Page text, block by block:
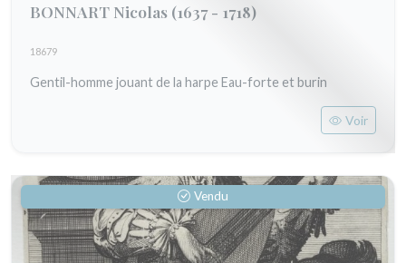
BONNART Nicolas (1637 - 1718)
18679
Gentil-homme jouant de la harpe Eau-forte et burin
Voir
Vendu